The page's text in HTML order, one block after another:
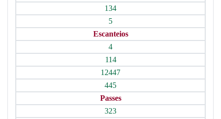
134
5
Escanteios
4
114
12447
445
Passes
323